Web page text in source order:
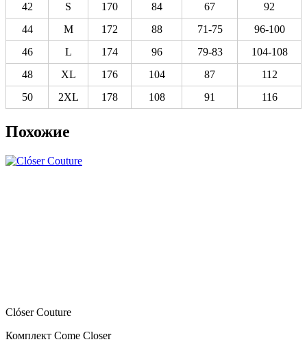
42
S 170 84 67
92
44
M 172 88 71-75
96-100
46
L 174 96 79-83
104-108
48
XL 176 104 87
112
50
2XL 178 108 91 116
Похожие
Clóser Couture
Комплект Come Closer